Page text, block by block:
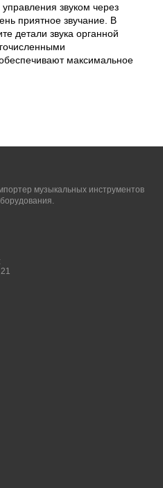
звуком через
приятное звучание. В
детали звука органной
максимальное
музыкальных инструментов